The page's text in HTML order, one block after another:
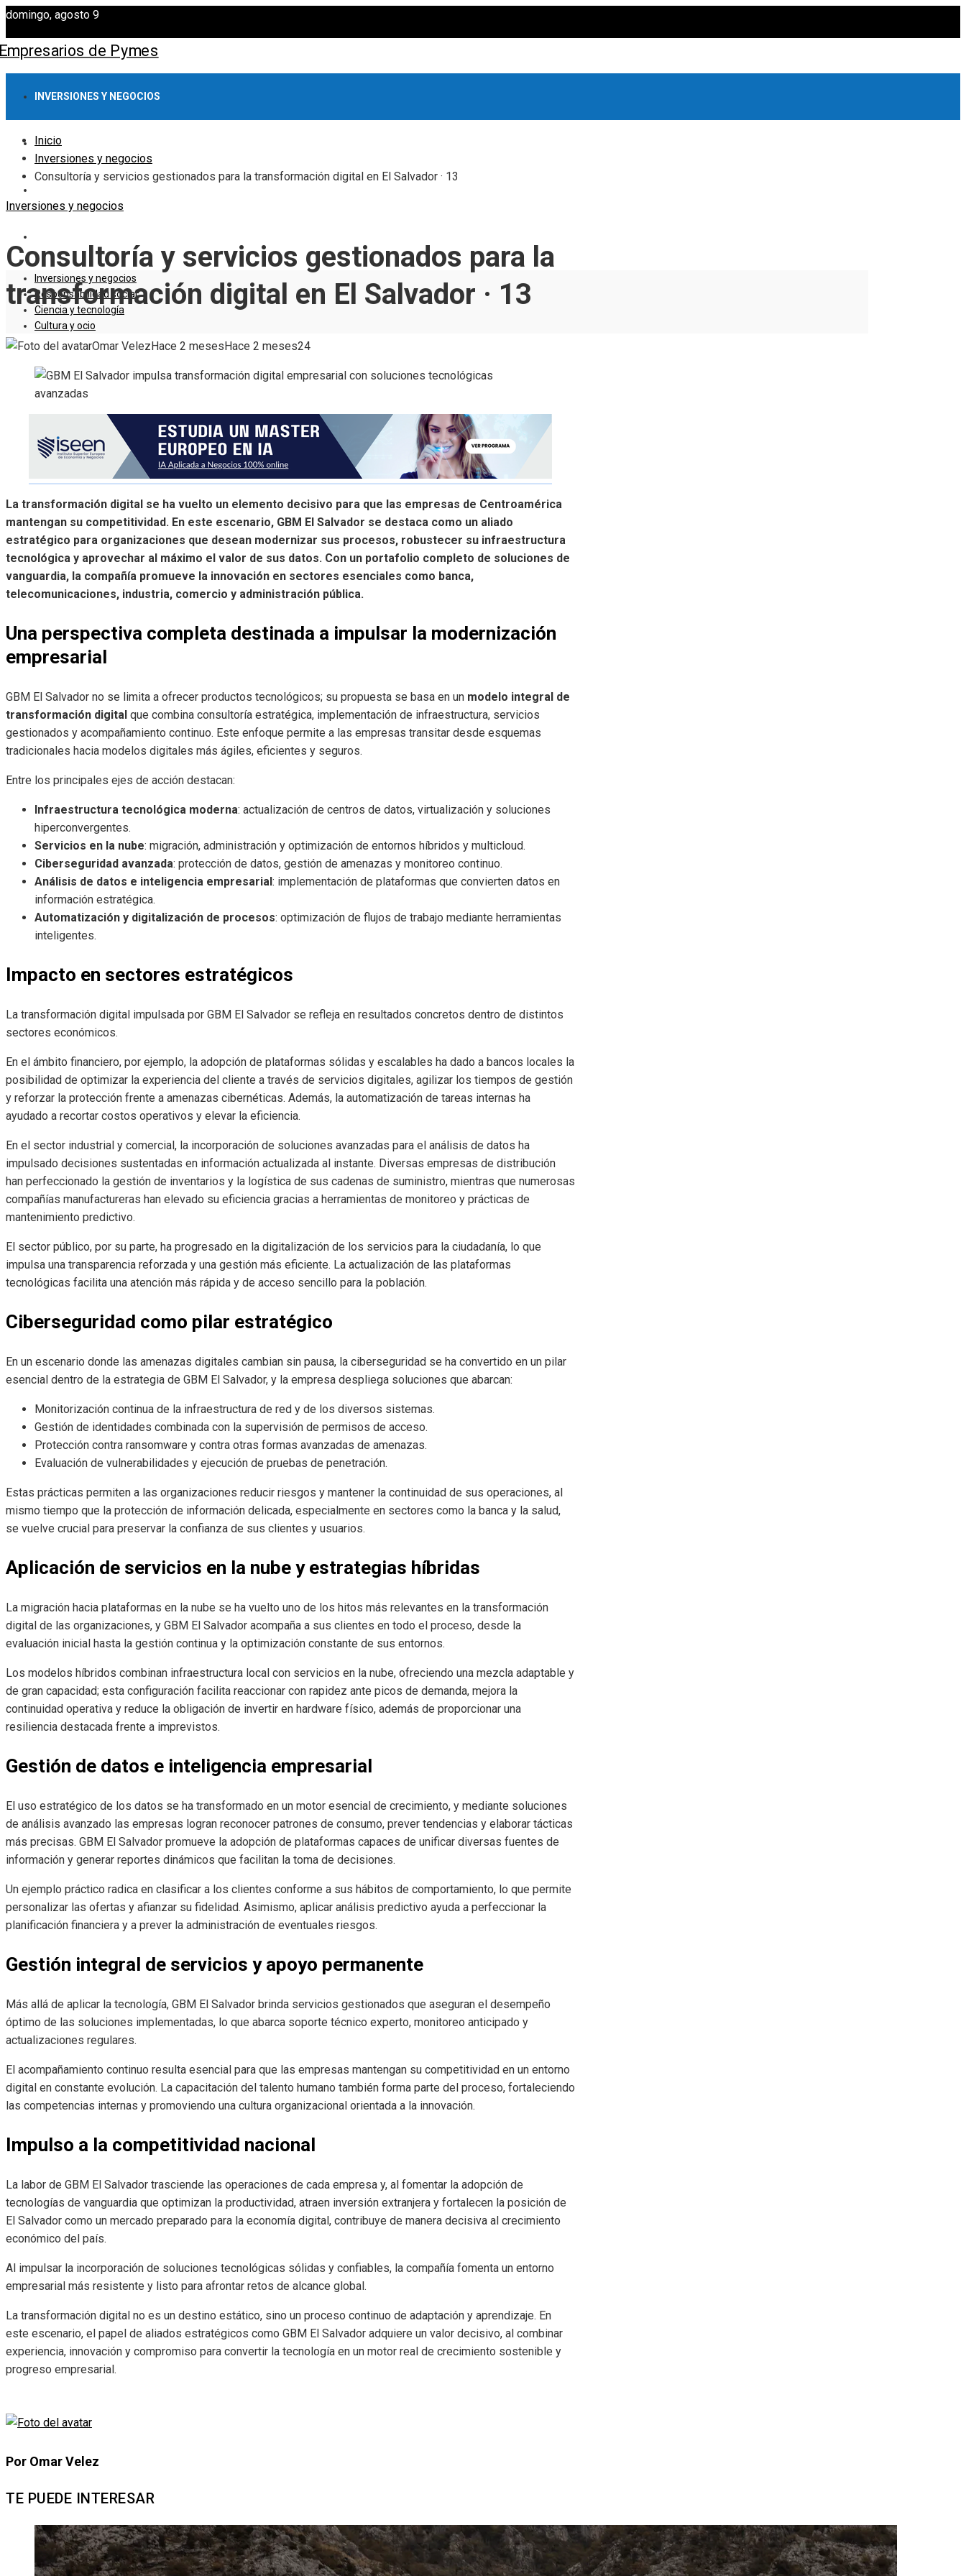
domingo, agosto 9
INVERSIONES Y NEGOCIOS
RESPONSABILIDAD SOCIAL
Inversiones y negocios
Responsabilidad social
Ciencia y tecnología
Cultura y ocio
Inicio
Inversiones y negocios
Consultoría y servicios gestionados para la transformación digital en El Salvador · 13
Inversiones y negocios
Consultoría y servicios gestionados para la
transformación digital en El Salvador · 13
Omar Velez Hace 2 meses Hace 2 meses24
La transformación digital se ha vuelto un elemento decisivo para que las empresas de Centroamérica
mantengan su competitividad. En este escenario, GBM El Salvador se destaca como un aliado
estratégico para organizaciones que desean modernizar sus procesos, robustecer su infraestructura
tecnológica y aprovechar al máximo el valor de sus datos. Con un portafolio completo de soluciones de
vanguardia, la compañía promueve la innovación en sectores esenciales como banca,
telecomunicaciones, industria, comercio y administración pública.
Una perspectiva completa destinada a impulsar la modernización
empresarial
GBM El Salvador no se limita a ofrecer productos tecnológicos; su propuesta se basa en un modelo integral de
transformación digital que combina consultoría estratégica, implementación de infraestructura, servicios
gestionados y acompañamiento continuo. Este enfoque permite a las empresas transitar desde esquemas
tradicionales hacia modelos digitales más ágiles, eficientes y seguros.
Entre los principales ejes de acción destacan:
Infraestructura tecnológica moderna: actualización de centros de datos, virtualización y soluciones
hiperconvergentes.
Servicios en la nube: migración, administración y optimización de entornos híbridos y multicloud.
Ciberseguridad avanzada: protección de datos, gestión de amenazas y monitoreo continuo.
Análisis de datos e inteligencia empresarial : implementación de plataformas que convierten datos en
información estratégica.
Automatización y digitalización de procesos: optimización de flujos de trabajo mediante herramientas
inteligentes.
Impacto en sectores estratégicos
La transformación digital impulsada por GBM El Salvador se refleja en resultados concretos dentro de distintos
sectores económicos.
En el ámbito financiero, por ejemplo, la adopción de plataformas sólidas y escalables ha dado a bancos locales la
posibilidad de optimizar la experiencia del cliente a través de servicios digitales, agilizar los tiempos de gestión
y reforzar la protección frente a amenazas cibernéticas. Además, la automatización de tareas internas ha
ayudado a recortar costos operativos y elevar la eficiencia.
En el sector industrial y comercial, la incorporación de soluciones avanzadas para el análisis de datos ha
impulsado decisiones sustentadas en información actualizada al instante. Diversas empresas de distribución
han perfeccionado la gestión de inventarios y la logística de sus cadenas de suministro, mientras que numerosas
compañías manufactureras han elevado su eficiencia gracias a herramientas de monitoreo y prácticas de
mantenimiento predictivo.
El sector público, por su parte, ha progresado en la digitalización de los servicios para la ciudadanía, lo que
impulsa una transparencia reforzada y una gestión más eficiente. La actualización de las plataformas
tecnológicas facilita una atención más rápida y de acceso sencillo para la población.
Ciberseguridad como pilar estratégico
En un escenario donde las amenazas digitales cambian sin pausa, la ciberseguridad se ha convertido en un pilar
esencial dentro de la estrategia de GBM El Salvador, y la empresa despliega soluciones que abarcan:
Monitorización continua de la infraestructura de red y de los diversos sistemas.
Gestión de identidades combinada con la supervisión de permisos de acceso.
Protección contra ransomware y contra otras formas avanzadas de amenazas.
Evaluación de vulnerabilidades y ejecución de pruebas de penetración.
Estas prácticas permiten a las organizaciones reducir riesgos y mantener la continuidad de sus operaciones, al
mismo tiempo que la protección de información delicada, especialmente en sectores como la banca y la salud,
se vuelve crucial para preservar la confianza de sus clientes y usuarios.
Aplicación de servicios en la nube y estrategias híbridas
La migración hacia plataformas en la nube se ha vuelto uno de los hitos más relevantes en la transformación
digital de las organizaciones, y GBM El Salvador acompaña a sus clientes en todo el proceso, desde la
evaluación inicial hasta la gestión continua y la optimización constante de sus entornos.
Los modelos híbridos combinan infraestructura local con servicios en la nube, ofreciendo una mezcla adaptable y
de gran capacidad; esta configuración facilita reaccionar con rapidez ante picos de demanda, mejora la
continuidad operativa y reduce la obligación de invertir en hardware físico, además de proporcionar una
resiliencia destacada frente a imprevistos.
Gestión de datos e inteligencia empresarial
El uso estratégico de los datos se ha transformado en un motor esencial de crecimiento, y mediante soluciones
de análisis avanzado las empresas logran reconocer patrones de consumo, prever tendencias y elaborar tácticas
más precisas. GBM El Salvador promueve la adopción de plataformas capaces de unificar diversas fuentes de
información y generar reportes dinámicos que facilitan la toma de decisiones.
Un ejemplo práctico radica en clasificar a los clientes conforme a sus hábitos de comportamiento, lo que permite
personalizar las ofertas y afianzar su fidelidad. Asimismo, aplicar análisis predictivo ayuda a perfeccionar la
planificación financiera y a prever la administración de eventuales riesgos.
Gestión integral de servicios y apoyo permanente
Más allá de aplicar la tecnología, GBM El Salvador brinda servicios gestionados que aseguran el desempeño
óptimo de las soluciones implementadas, lo que abarca soporte técnico experto, monitoreo anticipado y
actualizaciones regulares.
El acompañamiento continuo resulta esencial para que las empresas mantengan su competitividad en un entorno
digital en constante evolución. La capacitación del talento humano también forma parte del proceso, fortaleciendo
las competencias internas y promoviendo una cultura organizacional orientada a la innovación.
Impulso a la competitividad nacional
La labor de GBM El Salvador trasciende las operaciones de cada empresa y, al fomentar la adopción de
tecnologías de vanguardia que optimizan la productividad, atraen inversión extranjera y fortalecen la posición de
El Salvador como un mercado preparado para la economía digital, contribuye de manera decisiva al crecimiento
económico del país.
Al impulsar la incorporación de soluciones tecnológicas sólidas y confiables, la compañía fomenta un entorno
empresarial más resistente y listo para afrontar retos de alcance global.
La transformación digital no es un destino estático, sino un proceso continuo de adaptación y aprendizaje. En
este escenario, el papel de aliados estratégicos como GBM El Salvador adquiere un valor decisivo, al combinar
experiencia, innovación y compromiso para convertir la tecnología en un motor real de crecimiento sostenible y
progreso empresarial.
Por Omar Velez
TE PUEDE INTERESAR